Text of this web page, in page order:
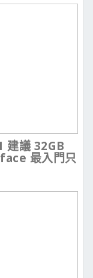
建議 32GB
最入門只